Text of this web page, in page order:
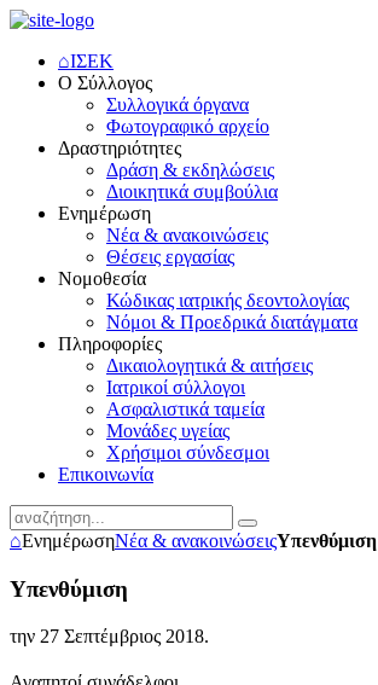
⌂ΙΣΕΚ
Ο Σύλλογος
Συλλογικά όργανα
Φωτογραφικό αρχείο
Δραστηριότητες
Δράση & εκδηλώσεις
Διοικητικά συμβούλια
Ενημέρωση
Νέα & ανακοινώσεις
Θέσεις εργασίας
Νομοθεσία
Κώδικας ιατρικής δεοντολογίας
Νόμοι & Προεδρικά διατάγματα
Πληροφορίες
Δικαιολογητικά & αιτήσεις
Ιατρικοί σύλλογοι
Ασφαλιστικά ταμεία
Μονάδες υγείας
Χρήσιμοι σύνδεσμοι
Επικοινωνία
⌂ΕνημέρωσηΝέα & ανακοινώσειςΥπενθύμιση
Υπενθύμιση
την 27 Σεπτέμβριος 2018.